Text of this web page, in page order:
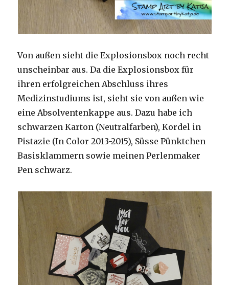
Von außen sieht die Explosionsbox noch recht
unscheinbar aus. Da die Explosionsbox für
ihren erfolgreichen Abschluss ihres
Medizinstudiums ist, sieht sie von außen wie
eine Absolventenkappe aus. Dazu habe ich
schwarzen Karton (Neutralfarben), Kordel in
Pistazie (In Color 2013-2015), Süsse Pünktchen
Basisklammern sowie meinen Perlenmaker
Pen schwarz.